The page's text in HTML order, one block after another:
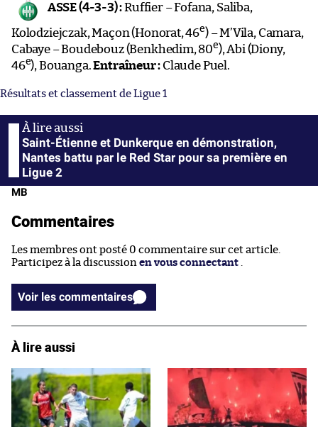
ASSE (4-3-3) :Ruffier – Fofana, Saliba,
Kolodziejczak, Maçon (Honorat, 46e) – M’Vila, Camara,
Cabaye – Boudebouz (Benkhedim, 80e), Abi (Diony,
46e), Bouanga.Entraîneur : Claude Puel.
Résultats et classement de Ligue 1
Saint-Étienne et Dunkerque en démonstration,
Nantes battu par le Red Star pour sa première en
Ligue 2
MB
Commentaires
Les membres ont posté 0 commentaire sur cet article.
Participez à la discussion en vous connectant
Voir les commentaires
À lire aussi